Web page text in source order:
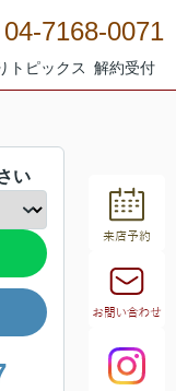
04-7168-0071
トピックス 解約受付
い